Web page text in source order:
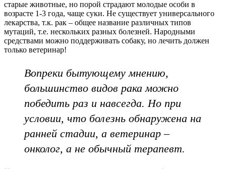
старые животные, но порой страдают молодые особи в
возрасте 1-3 года, чаще суки. Не существует универсального
лекарства, т.к. рак – общее название различных типов
мутаций, т.е. нескольких разных болезней. Народными
средствами можно поддерживать собаку, но лечить должен
только ветеринар!
Вопреки бытующему мнению,
большинство видов рака можно
победить раз и навсегда. Но при
условии, что болезнь обнаружена на
ранней стадии, а ветеринар –
онколог, а не обычный терапевт.